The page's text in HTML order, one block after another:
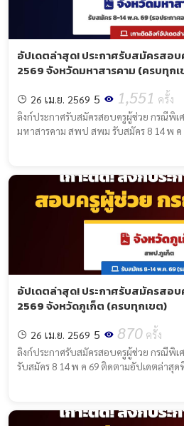
อัปเดตล่าสุด! ประกาศรับสมัครสอ
2569 จังหวัดมหาสารคาม (ครบทุก
26 เม.ย. 2569 5 1,551 ครั้ง
ลิงก์ประกาศรับสมัครสอบครูผู้ช่วย กรณีพิเ
มหาสารคาม สพป สพม รับสมัคร 8 14 พ
อัปเดตล่าสุด! ประกาศรับสมัครสอ
2569 จังหวัดภูเก็ต (ครบทุกเขต)
26 เม.ย. 2569 5 870 ครั้ง
ลิงก์ประกาศรับสมัครสอบครูผู้ช่วย กรณีพิ
รับสมัคร 8 14 พ ค 69 ติดตามอัปเดตล่าสุ